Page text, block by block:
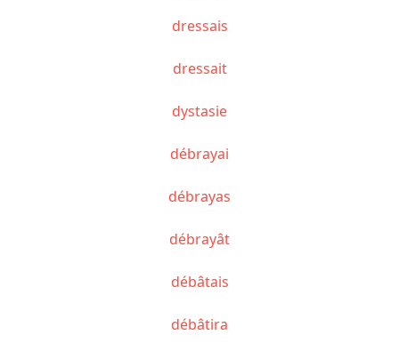
dressais
dressait
dystasie
débrayai
débrayas
débrayât
débâtais
débâtira